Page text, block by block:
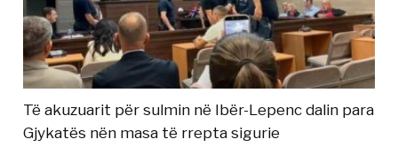
Të akuzuarit për sulmin në Ibër-Lepenc dalin para
Gjykatës nën masa të rrepta sigurie